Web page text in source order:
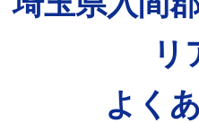
リ
よく